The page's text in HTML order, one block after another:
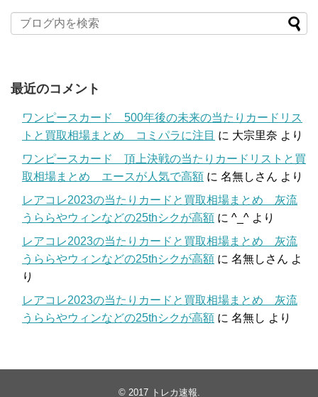
最近のコメント
ワンピースカード 500年後の未来の当たりカードリス
トと買取相場まとめ コミパラに注目 に 大宗里奈 より
ワンピースカード 頂上決戦の当たりカードリストと買
取相場まとめ エースが人気で高額 に 名無しさん より
レアコレ2023の当たりカードと買取相場まとめ 灰流
うららやウィンなどの25thシクが高額 に ^_^ より
レアコレ2023の当たりカードと買取相場まとめ 灰流
うららやウィンなどの25thシクが高額 に 名無しさん よ
り
レアコレ2023の当たりカードと買取相場まとめ 灰流
うららやウィンなどの25thシクが高額 に 名無し より
© 2017 トレカ速報.